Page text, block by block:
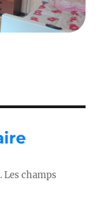
Les champs